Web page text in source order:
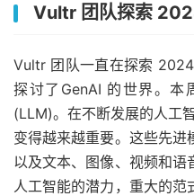
Vultr 团队探索
Vultr 团队一直在探索
探讨了 GenAI 的世界。本
(LLM)。在不断发展的人工
变得越来越重要。这些先
以及文本、图像、视频和语
人工智能的潜力，重大的